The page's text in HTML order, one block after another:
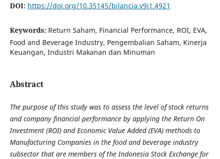
DOI: https://doi.org/10.35145/bilancia.v9i1.4921
Keywords: Return Saham, Financial Performance, ROI, EVA,
Food and Beverage Industry, Pengembalian Saham, Kinerja
Keuangan, Industri Makanan dan Minuman
Abstract
The purpose of this study was to assess the level of stock returns
and company financial performance by applying the Return On
Investment (ROI) and Economic Value Added (EVA) methods to
Manufacturing Companies in the food and beverage industry
subsector that are members of the Indonesia Stock Exchange for